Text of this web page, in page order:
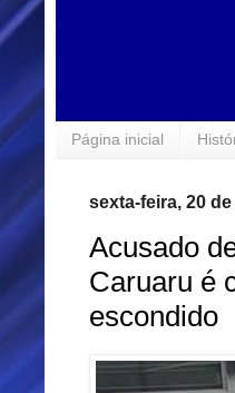
Página inicial
sexta-feira, 20
Acusado
Caruaru é
escondido